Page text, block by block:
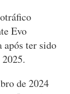
Evo
após ter sido
de 2024